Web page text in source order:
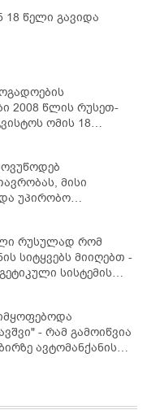
18 წელი გავიდა
2008 წლის რუსეთ-
ომის 18
ერთობლივ
მისი
უპირობო
- რას წერს ეუთო-ს
სიტყვებს მიიღებთ -
სისტემის
ვაპირებ
ხაზის ტელეფონიც" -
- რამ გამოიწვია
ავტომანქანის
განცხადებას